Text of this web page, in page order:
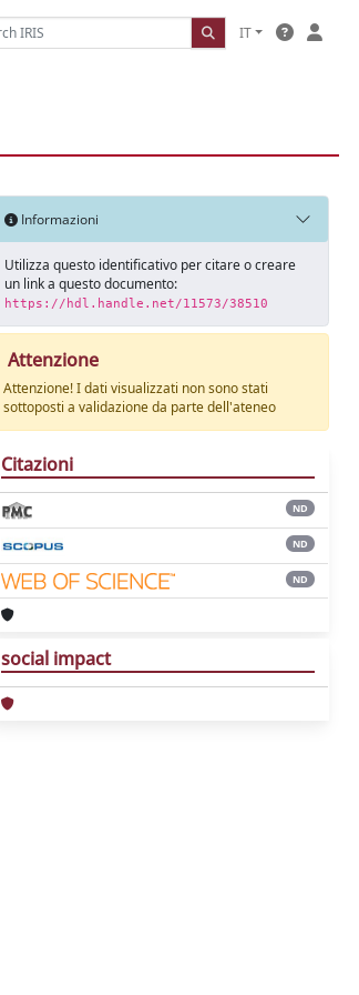
IT
Informazioni
Utilizza questo identificativo per citare o creare
un link a questo documento:
https://hdl.handle.net/11573/38510
Attenzione
Attenzione! I dati visualizzati non sono stati
sottoposti a validazione da parte dell'ateneo
Citazioni
ND
ND
ND
social impact